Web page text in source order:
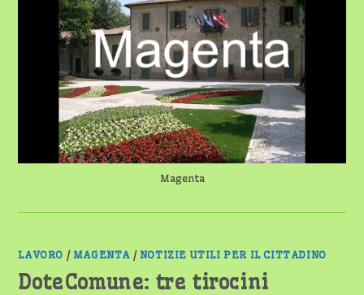
PER
PSICOLOGO–
PSICOTERAPEUTA
NEI
SERVIZI
TUTELA
MINORI
Magenta
LAVORO / MAGENTA / NOTIZIE UTILI PER IL CITTADINO
DoteComune: tre tirocini